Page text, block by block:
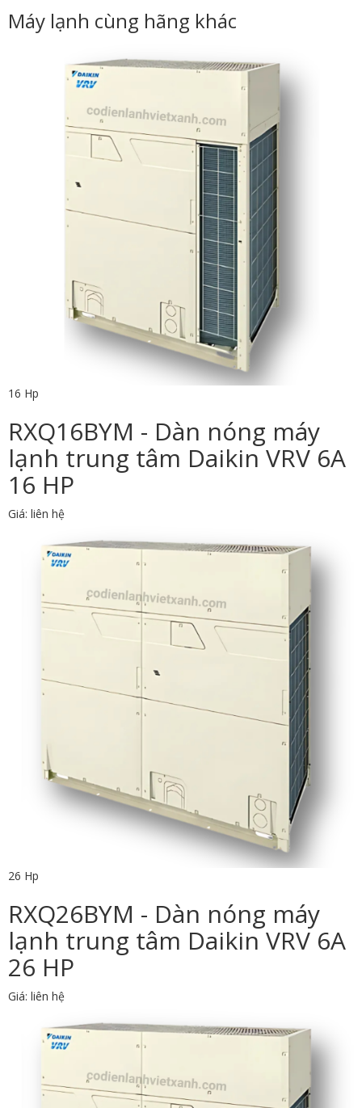
Máy lạnh cùng hãng khác
16 Hp
RXQ16BYM - Dàn nóng máy
lạnh trung tâm Daikin VRV 6A
16 HP
Giá: liên hệ
26 Hp
RXQ26BYM - Dàn nóng máy
lạnh trung tâm Daikin VRV 6A
26 HP
Giá: liên hệ